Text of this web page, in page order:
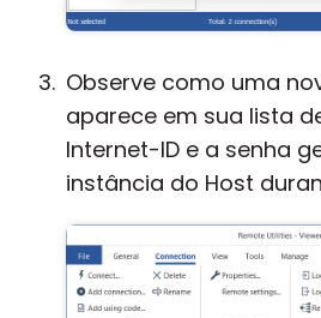
Observe como uma
aparece em sua lista
Internet-ID e a senha
instância do Host